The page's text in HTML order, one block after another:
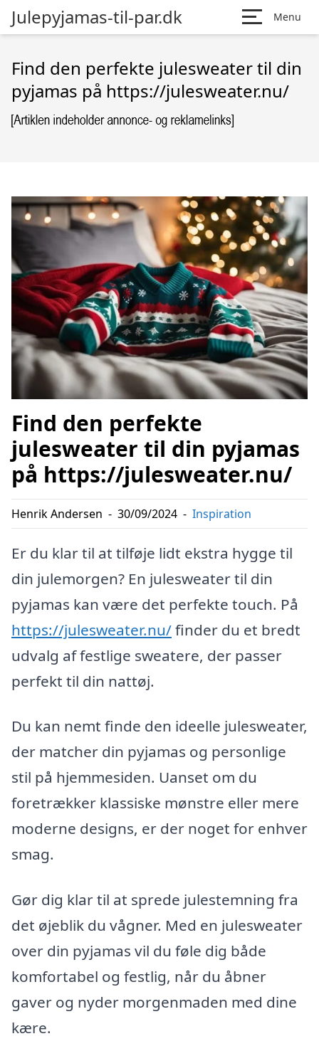
Julepyjamas-til-par.dk Menu
Find den perfekte julesweater til din
pyjamas på https://julesweater.nu/
Find den perfekte
julesweater til din pyjamas
på https://julesweater.nu/
Henrik Andersen - 30/09/2024 - Inspiration
Er du klar til at tilføje lidt ekstra hygge til
din julemorgen? En julesweater til din
pyjamas kan være det perfekte touch. På
https://julesweater.nu/finder du et bredt
udvalg af festlige sweatere, der passer
perfekt til din nattøj.
Du kan nemt finde den ideelle julesweater,
der matcher din pyjamas og personlige
stil på hjemmesiden. Uanset om du
foretrækker klassiske mønstre eller mere
moderne designs, er der noget for enhver
smag.
Gør dig klar til at sprede julestemning fra
det øjeblik du vågner. Med en julesweater
over din pyjamas vil du føle dig både
komfortabel og festlig, når du åbner
gaver og nyder morgenmaden med dine
kære.